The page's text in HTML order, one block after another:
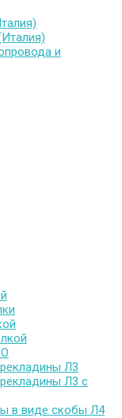
и
Л3
Л3 с
в виде скобы Л4